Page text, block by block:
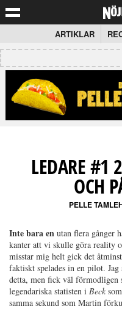
ARTIKLAR
LEDARE #1
OCH
PELLE
Inte bara en utan flera gånger
kanter att vi skulle göra reality
misstar mig helt gick det
faktiskt spelades in en pilot.
detta, men fick väl
legendariska statisten i Beck
samma sekund som Martin